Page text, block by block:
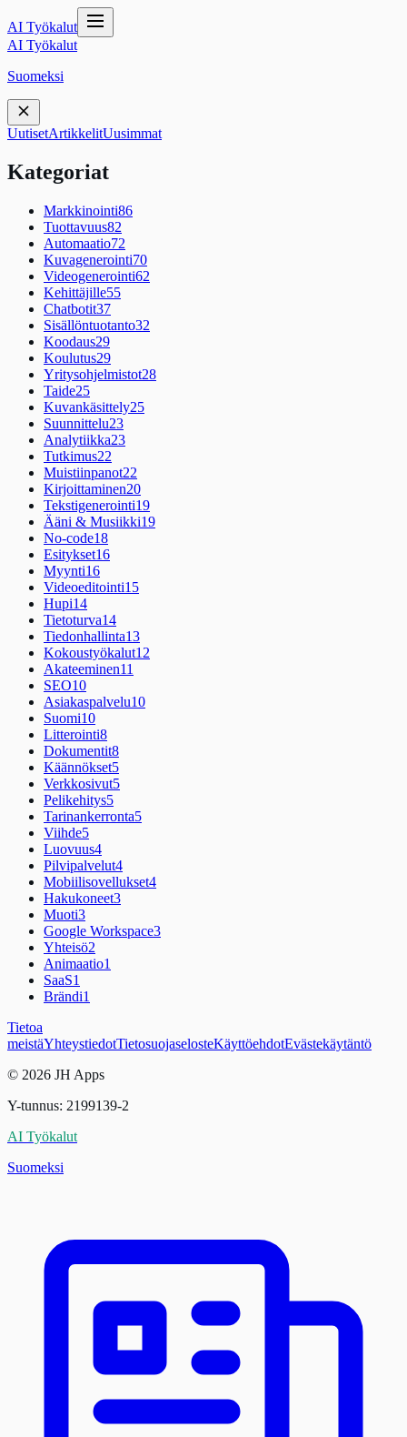
AI Työkalut
AI Työkalut
Suomeksi
UutisetArtikkelitUusimmat
Kategoriat
Markkinointi86
Tuottavuus82
Automaatio72
Kuvagenerointi70
Videogenerointi62
Kehittäjille55
Chatbotit37
Sisällöntuotanto32
Koodaus29
Koulutus29
Yritysohjelmistot28
Taide25
Kuvankäsittely25
Suunnittelu23
Analytiikka23
Tutkimus22
Muistiinpanot22
Kirjoittaminen20
Tekstigenerointi19
Ääni & Musiikki19
No-code18
Esitykset16
Myynti16
Videoeditointi15
Hupi14
Tietoturva14
Tiedonhallinta13
Kokoustyökalut12
Akateeminen11
SEO10
Asiakaspalvelu10
Suomi10
Litterointi8
Dokumentit8
Käännökset5
Verkkosivut5
Pelikehitys5
Tarinankerronta5
Viihde5
Luovuus4
Pilvipalvelut4
Mobiilisovellukset4
Hakukoneet3
Muoti3
Google Workspace3
Yhteisö2
Animaatio1
SaaS1
Brändi1
Tietoa
meistäYhteystiedotTietosuojaselosteKäyttöehdotEvästekäytäntö
© 2026 JH Apps
Y-tunnus: 2199139-2
AI Työkalut
Suomeksi